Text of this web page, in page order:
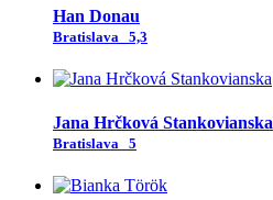
Han Donau
Bratislava 5,3
Jana Hrčková Stankovianska
Bratislava 5